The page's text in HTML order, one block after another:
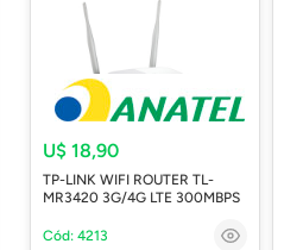
U$ 18,90
TP-LINK WIFI ROUTER TL-
MR3420 3G/4G LTE 300MBPS
Cód: 4213